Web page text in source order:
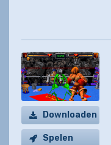
Downloaden
Spelen